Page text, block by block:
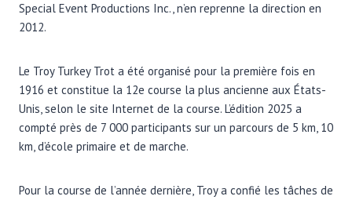
Special Event Productions Inc., n’en reprenne la direction en
2012.
Le Troy Turkey Trot a été organisé pour la première fois en
1916 et constitue la 12e course la plus ancienne aux États-
Unis, selon le site Internet de la course. L’édition 2025 a
compté près de 7 000 participants sur un parcours de 5 km, 10
km, d’école primaire et de marche.
Pour la course de l’année dernière, Troy a confié les tâches de